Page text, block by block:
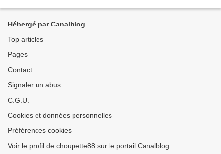
Hébergé par Canalblog
Top articles
Pages
Contact
Signaler un abus
C.G.U.
Cookies et données personnelles
Préférences cookies
Voir le profil de choupette88 sur le portail Canalblog